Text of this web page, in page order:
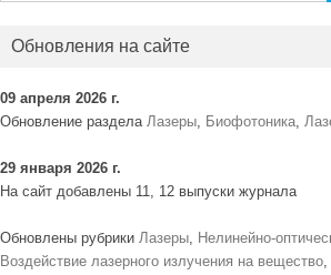
Обновления на сайте
09 апреля 2026 г.
Обновление раздела Лазеры, Биофотоника,
29 января 2026 г.
На сайт добавлены 11, 12 выпуски журнала
Обновлены рубрики Лазеры, Нелинейно-
Воздействие лазерного излучения на вещество,